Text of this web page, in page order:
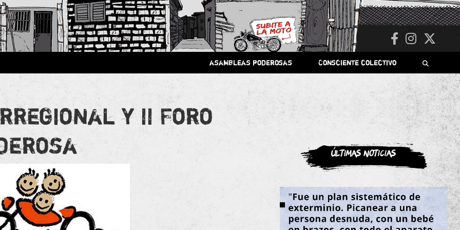
asambleas poderosas Consciente colectivo
y II Foro
Últimas noticias